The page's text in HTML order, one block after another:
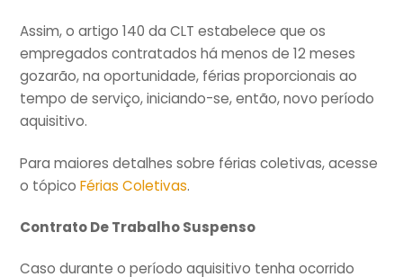
Assim, o artigo 140 da CLT estabelece que os
empregados contratados há menos de 12 meses
gozarão, na oportunidade, férias proporcionais ao
tempo de serviço, iniciando-se, então, novo período
aquisitivo.
Para maiores detalhes sobre férias coletivas, acesse
o tópicoFérias Coletivas.
Contrato De Trabalho Suspenso
Caso durante o período aquisitivo tenha ocorrido